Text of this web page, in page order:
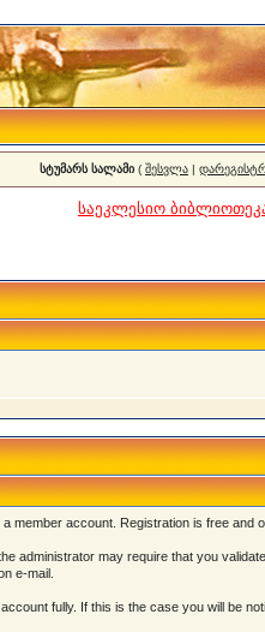
სტუმარს სალამი( შესვლა|
საეკლესიო
member account. Registration is free and
administrator may require that you
e-mail.
fully. If this is the case you will be